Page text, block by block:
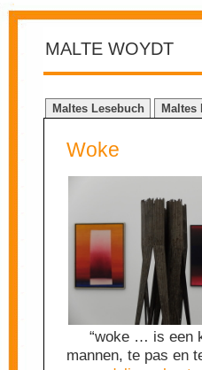
MALTE WOYDT
Maltes Lesebuch Maltes
Woke
“woke … is een
mannen, te pas en